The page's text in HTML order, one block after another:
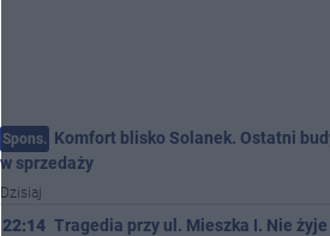
Spons. Komfort blisko Solanek. Ostatni
w sprzedaży
Dzisiaj
22:14 Tragedia przy ul. Mieszka I. Nie żyje